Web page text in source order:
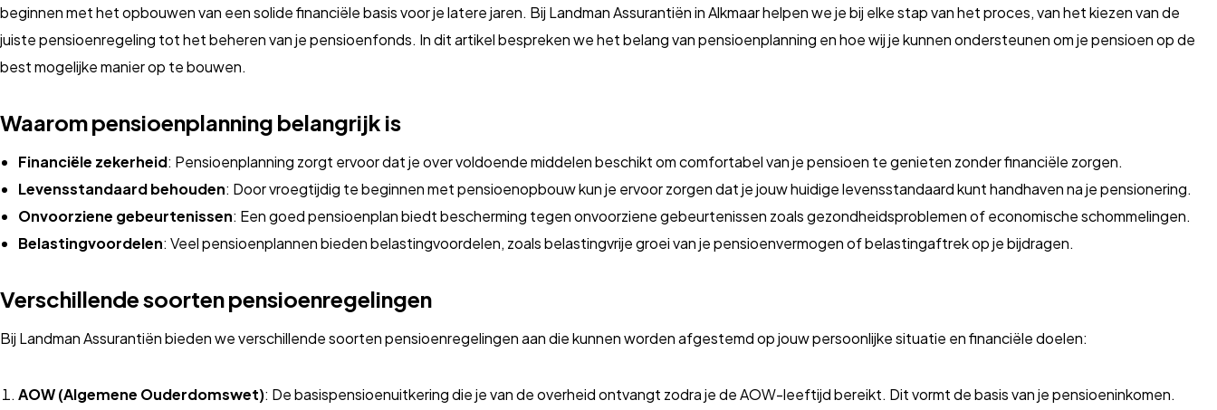
beginnen met het opbouwen van een solide financiële basis voor je latere jaren. Bij Landman Assurantiën in Alkmaar helpen we je bij elke stap van het proces, van het kiezen van de
juiste pensioenregeling tot het beheren van je pensioenfonds. In dit artikel bespreken we het belang van pensioenplanning en hoe wij je kunnen ondersteunen om je pensioen op de
best mogelijke manier op te bouwen.
Waarom pensioenplanning belangrijk is
Financiële zekerheid: Pensioenplanning zorgt ervoor dat je over voldoende middelen beschikt om comfortabel van je pensioen te genieten zonder financiële zorgen.
Levensstandaard behouden: Door vroegtijdig te beginnen met pensioenopbouw kun je ervoor zorgen dat je jouw huidige levensstandaard kunt handhaven na je pensionering.
Onvoorziene gebeurtenissen: Een goed pensioenplan biedt bescherming tegen onvoorziene gebeurtenissen zoals gezondheidsproblemen of economische schommelingen.
Belastingvoordelen: Veel pensioenplannen bieden belastingvoordelen, zoals belastingvrije groei van je pensioenvermogen of belastingaftrek op je bijdragen.
Verschillende soorten pensioenregelingen
Bij Landman Assurantiën bieden we verschillende soorten pensioenregelingen aan die kunnen worden afgestemd op jouw persoonlijke situatie en financiële doelen:
AOW (Algemene Ouderdomswet): De basispensioenuitkering die je van de overheid ontvangt zodra je de AOW-leeftijd bereikt. Dit vormt de basis van je pensioeninkomen.